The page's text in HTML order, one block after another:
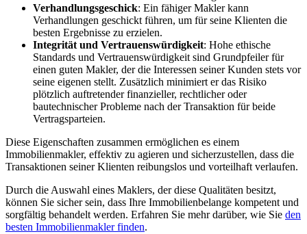
Verhandlungsgeschick: Ein fähiger Makler kann
Verhandlungen geschickt führen, um für seine Klienten die
besten Ergebnisse zu erzielen.
Integrität und Vertrauenswürdigkeit: Hohe ethische
Standards und Vertrauenswürdigkeit sind Grundpfeiler für
einen guten Makler, der die Interessen seiner Kunden stets vor
seine eigenen stellt. Zusätzlich minimiert er das Risiko
plötzlich auftretender finanzieller, rechtlicher oder
bautechnischer Probleme nach der Transaktion für beide
Vertragsparteien.
Diese Eigenschaften zusammen ermöglichen es einem
Immobilienmakler, effektiv zu agieren und sicherzustellen, dass die
Transaktionen seiner Klienten reibungslos und vorteilhaft verlaufen.
Durch die Auswahl eines Maklers, der diese Qualitäten besitzt,
können Sie sicher sein, dass Ihre Immobilienbelange kompetent und
sorgfältig behandelt werden. Erfahren Sie mehr darüber, wie Sie den
besten Immobilienmakler finden.